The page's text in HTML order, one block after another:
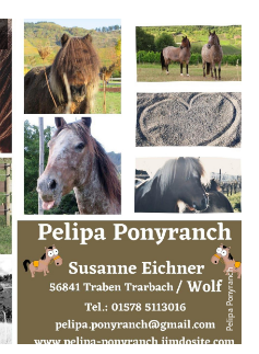
Pelipa Ponyranch